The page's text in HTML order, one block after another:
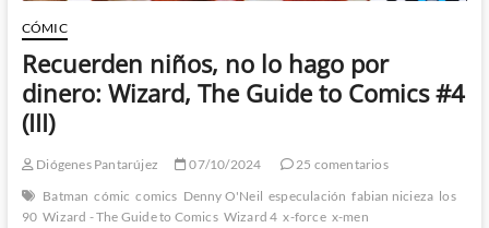
CÓMIC
Recuerden niños, no lo hago por
dinero: Wizard, The Guide to Comics #4
(III)
Diógenes Pantarújez 07/10/2024
25 comentarios
Batman cómic comics Denny O'Neil especulación fabian nicieza los
90 Wizard - The Guide to Comics Wizard 4 x-force x-men